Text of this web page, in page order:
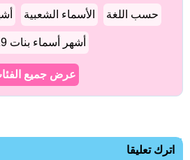
حسب اللغة الأسماء الشعبية
أشهر أسماء بنات 2019
عرض جميع
اترك تعليقا